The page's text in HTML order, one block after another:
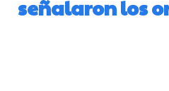
señalaron los